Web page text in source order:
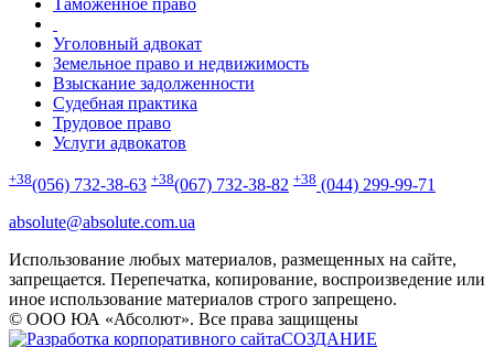
на результат.
Таможенное право
Уголовный адвокат
Земельное право и недвижимость
Взыскание задолженности
Судебная практика
Трудовое право
Услуги адвокатов
+38(056) 732-38-63 +38(067) 732-38-82 +38 (044) 299-99-71
absolute@absolute.com.ua
Использование любых материалов, размещенных на сайте,
запрещается. Перепечатка, копирование, воспроизведение или
иное использование материалов строго запрещено.
© ООО ЮА «Абсолют». Все права защищены
СОЗДАНИЕ